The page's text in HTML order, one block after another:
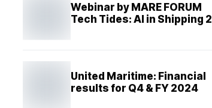
Webinar by MARE FORUM
Tech Tides: AI in Shipping 2
United Maritime: Financial
results for Q4 & FY 2024